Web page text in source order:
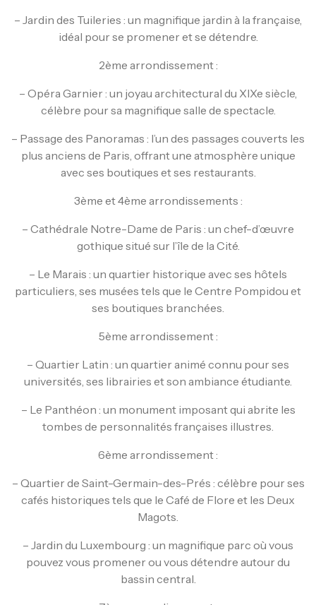
– Jardin des Tuileries : un magnifique jardin à la française,
idéal pour se promener et se détendre.
2ème arrondissement :
– Opéra Garnier : un joyau architectural du XIXe siècle,
célèbre pour sa magnifique salle de spectacle.
– Passage des Panoramas : l’un des passages couverts les
plus anciens de Paris, offrant une atmosphère unique
avec ses boutiques et ses restaurants.
3ème et 4ème arrondissements :
– Cathédrale Notre-Dame de Paris : un chef-d’œuvre
gothique situé sur l’île de la Cité.
– Le Marais : un quartier historique avec ses hôtels
particuliers, ses musées tels que le Centre Pompidou et
ses boutiques branchées.
5ème arrondissement :
– Quartier Latin : un quartier animé connu pour ses
universités, ses librairies et son ambiance étudiante.
– Le Panthéon : un monument imposant qui abrite les
tombes de personnalités françaises illustres.
6ème arrondissement :
– Quartier de Saint-Germain-des-Prés : célèbre pour ses
cafés historiques tels que le Café de Flore et les Deux
Magots.
– Jardin du Luxembourg : un magnifique parc où vous
pouvez vous promener ou vous détendre autour du
bassin central.